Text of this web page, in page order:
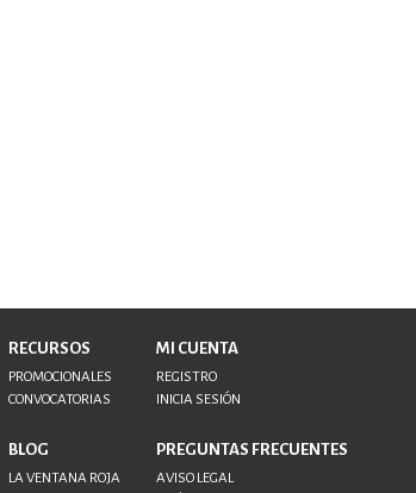
RECURSOS
PROMOCIONALES
CONVOCATORIAS
BLOG
LA VENTANA ROJA
MI CUENTA
REGISTRO
INICIA SESIÓN
PREGUNTAS FRECUENTES
AVISO LEGAL